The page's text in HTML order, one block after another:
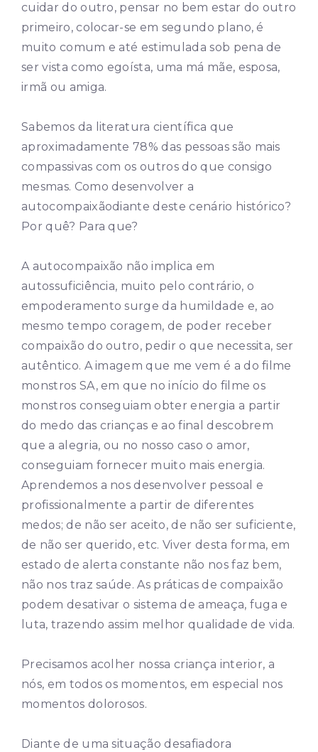
cuidar do outro, pensar no bem estar do outro
primeiro, colocar-se em segundo plano, é
muito comum e até estimulada sob pena de
ser vista como egoísta, uma má mãe, esposa,
irmã ou amiga.
Sabemos da literatura científica que
aproximadamente 78% das pessoas são mais
compassivas com os outros do que consigo
mesmas. Como desenvolver a
autocompaixãodiante deste cenário histórico?
Por quê? Para que?
A autocompaixão não implica em
autossuficiência, muito pelo contrário, o
empoderamento surge da humildade e, ao
mesmo tempo coragem, de poder receber
compaixão do outro, pedir o que necessita, ser
autêntico. A imagem que me vem é a do filme
monstros SA, em que no início do filme os
monstros conseguiam obter energia a partir
do medo das crianças e ao final descobrem
que a alegria, ou no nosso caso o amor,
conseguiam fornecer muito mais energia.
Aprendemos a nos desenvolver pessoal e
profissionalmente a partir de diferentes
medos; de não ser aceito, de não ser suficiente,
de não ser querido, etc. Viver desta forma, em
estado de alerta constante não nos faz bem,
não nos traz saúde. As práticas de compaixão
podem desativar o sistema de ameaça, fuga e
luta, trazendo assim melhor qualidade de vida.
Precisamos acolher nossa criança interior, a
nós, em todos os momentos, em especial nos
momentos dolorosos.
Diante de uma situação desafiadora